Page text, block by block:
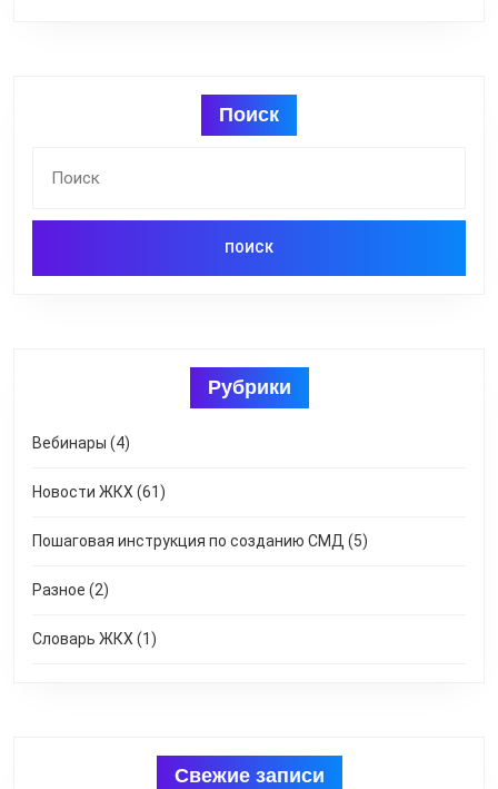
Поиск
Рубрики
Вебинары (4)
Новости ЖКХ(61)
Пошаговая инструкция по созданию СМД (5)
Разное (2)
Словарь ЖКХ(1)
Свежие записи